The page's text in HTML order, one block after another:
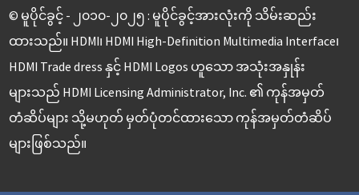
© မူပိုင်ခွင့် - ၂၀၁၀-၂၀၂၅ : မူပိုင်ခွင့်အားလုံးကို သိမ်းဆည်း
ထားသည်။ HDMI၊ HDMI High-Definition Multimedia Interface၊
HDMI Trade dress နှင့် HDMI Logos ဟူသော အသုံးအနှုန်း
များသည် HDMI Licensing Administrator, Inc. ၏ ကုန်အမှတ်
တံဆိပ်များ သို့မဟုတ် မှတ်ပုံတင်ထားသော ကုန်အမှတ်တံဆိပ်
များဖြစ်သည်။